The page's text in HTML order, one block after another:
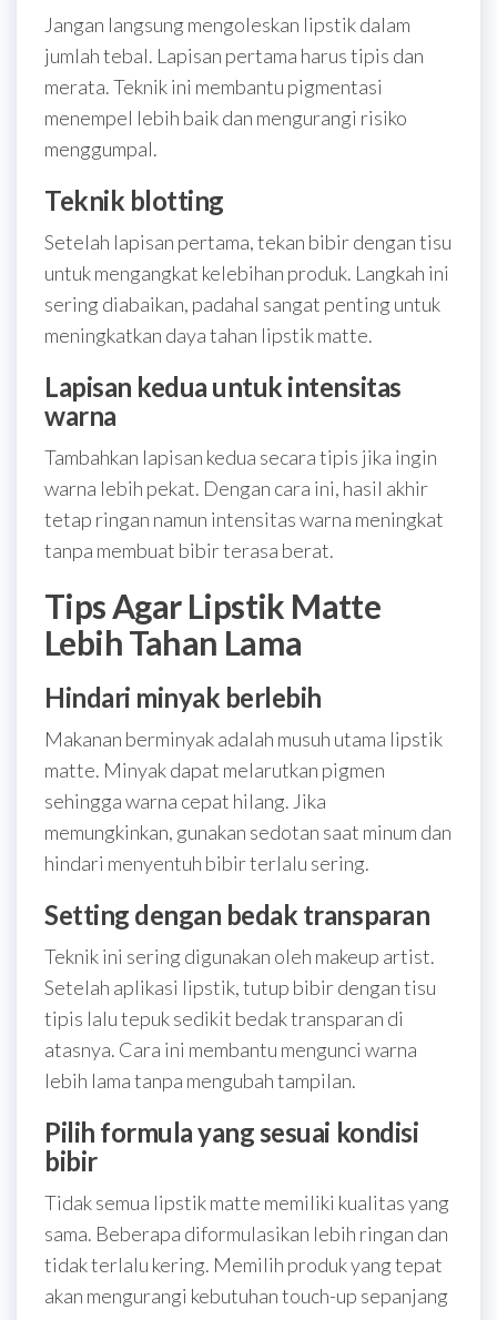
Jangan langsung mengoleskan lipstik dalam
jumlah tebal. Lapisan pertama harus tipis dan
merata. Teknik ini membantu pigmentasi
menempel lebih baik dan mengurangi risiko
menggumpal.
Teknik blotting
Setelah lapisan pertama, tekan bibir dengan tisu
untuk mengangkat kelebihan produk. Langkah ini
sering diabaikan, padahal sangat penting untuk
meningkatkan daya tahan lipstik matte.
Lapisan kedua untuk intensitas
warna
Tambahkan lapisan kedua secara tipis jika ingin
warna lebih pekat. Dengan cara ini, hasil akhir
tetap ringan namun intensitas warna meningkat
tanpa membuat bibir terasa berat.
Tips Agar Lipstik Matte
Lebih Tahan Lama
Hindari minyak berlebih
Makanan berminyak adalah musuh utama lipstik
matte. Minyak dapat melarutkan pigmen
sehingga warna cepat hilang. Jika
memungkinkan, gunakan sedotan saat minum dan
hindari menyentuh bibir terlalu sering.
Setting dengan bedak transparan
Teknik ini sering digunakan oleh makeup artist.
Setelah aplikasi lipstik, tutup bibir dengan tisu
tipis lalu tepuk sedikit bedak transparan di
atasnya. Cara ini membantu mengunci warna
lebih lama tanpa mengubah tampilan.
Pilih formula yang sesuai kondisi
bibir
Tidak semua lipstik matte memiliki kualitas yang
sama. Beberapa diformulasikan lebih ringan dan
tidak terlalu kering. Memilih produk yang tepat
akan mengurangi kebutuhan touch-up sepanjang